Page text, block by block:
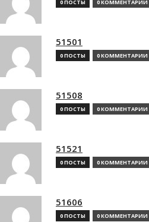
0 ПОСТЫ 0 КОММЕНТАРИИ
51501
0 ПОСТЫ 0 КОММЕНТАРИИ
51508
0 ПОСТЫ 0 КОММЕНТАРИИ
51521
0 ПОСТЫ 0 КОММЕНТАРИИ
51606
0 ПОСТЫ 0 КОММЕНТАРИИ